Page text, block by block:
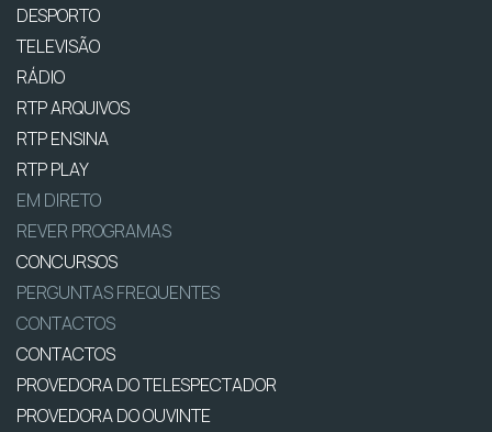
DESPORTO
TELEVISÃO
RÁDIO
RTP ARQUIVOS
RTP ENSINA
RTP PLAY
EM DIRETO
REVER PROGRAMAS
CONCURSOS
PERGUNTAS FREQUENTES
CONTACTOS
CONTACTOS
PROVEDORA DO TELESPECTADOR
PROVEDORA DO OUVINTE